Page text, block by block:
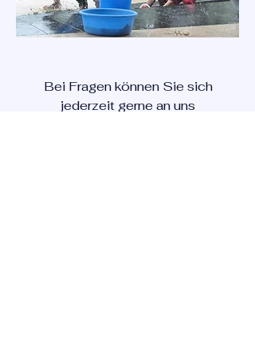
Bei Fragen können Sie sich
jederzeit gerne an uns